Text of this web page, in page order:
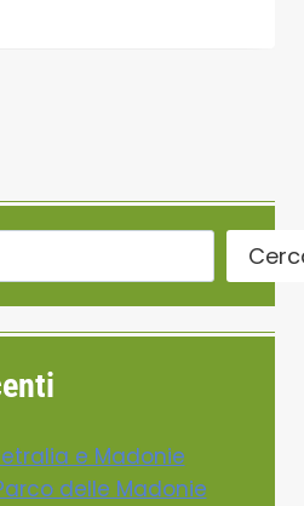
e Madonie
delle Madonie